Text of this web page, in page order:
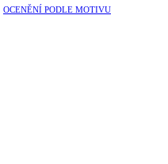
OCENĚNÍ PODLE MOTIVU